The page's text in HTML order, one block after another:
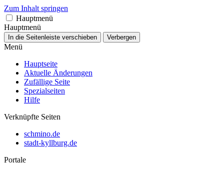
Zum Inhalt springen
Hauptmenü
Hauptmenü
In die Seitenleiste verschieben Verbergen
Menü
Hauptseite
Aktuelle Änderungen
Zufällige Seite
Spezialseiten
Hilfe
Verknüpfte Seiten
schmino.de
stadt-kyllburg.de
Portale